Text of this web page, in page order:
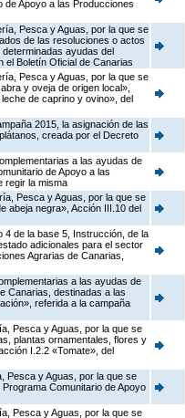
de Apoyo a las Producciones
Pesca y Aguas, por la que se
de las resoluciones o actos
ayudas del
el Boletín Oficial de Canarias
Pesca y Aguas, por la que se
y oveja de origen local»,
de caprino y ovino», del
2015, la asignación de las
creada por el Decreto
a las ayudas de
de Apoyo a las
regir la misma
Pesca y Aguas, por la que se
abeja negra», Acción III.10 del
4 de la base 5, Instrucción, de la
adicionales para el sector
Agrarias de Canarias,
a las ayudas de
Canarias, destinadas a las
referida a la campaña
Pesca y Aguas, por la que se
plantas ornamentales, flores y
I.2.2 «Tomate», del
Pesca y Aguas, por la que se
Comunitario de Apoyo
Pesca y Aguas, por la que se